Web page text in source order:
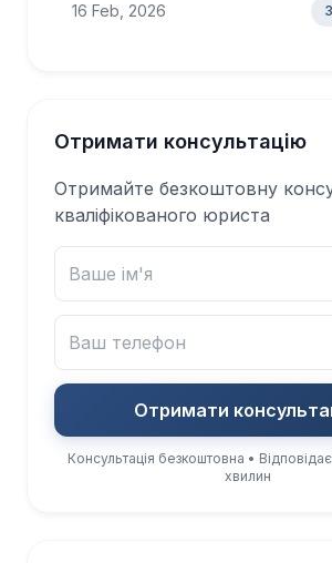
16 Feb, 2026
Отримати консультацію
Отримайте безкоштовну
кваліфікованого юриста
Отримати
Консультація безкоштовна •
хвилин